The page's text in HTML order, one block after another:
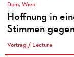
Dom, Wien
Hoffnung in
Stimmen
Vortrag / Lecture